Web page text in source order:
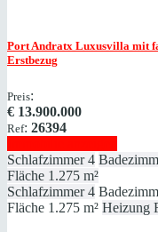
Port Andratx Luxusvilla mit
Erstbezug
Preis:
€ 13.900.000
Ref: 26394
Schlafzimmer 4
Fläche 1.275 m²
Schlafzimmer 4
Fläche 1.275 m² Heizung